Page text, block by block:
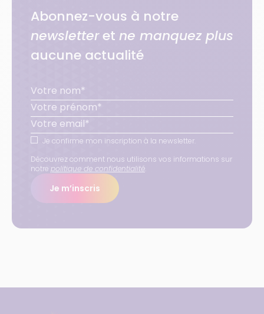
Abonnez-vous à notre
newsletteret ne manquez plus
aucune actualité
Je confirme mon inscription à la newsletter.
Découvrez comment nous utilisons vos informations sur
notre politique de confidentialité
Je m’inscris